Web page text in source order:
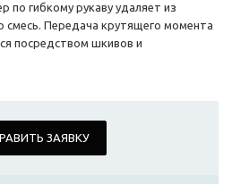
гибкому рукаву удаляет из
смесь. Передача крутящего момента
посредством шкивов и
ЗАЯВКУ